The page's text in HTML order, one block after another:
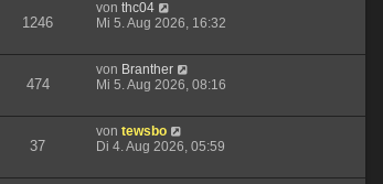
1246
von thc04
Mi 5. Aug 2026, 16:32
474
von Branther
Mi 5. Aug 2026, 08:16
37
von tewsbo
Di 4. Aug 2026, 05:59